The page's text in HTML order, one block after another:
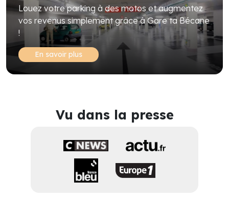
Louez votre parking à des motos et augmentez
vos revenus simplement grâce à Gare ta Bécane
!
En savoir plus
Vu dans la presse